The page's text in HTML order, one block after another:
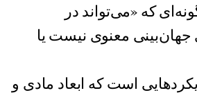
که «می‌تواند در
جهان‌بینی معنوی نیست یا
است که ابعاد مادی و